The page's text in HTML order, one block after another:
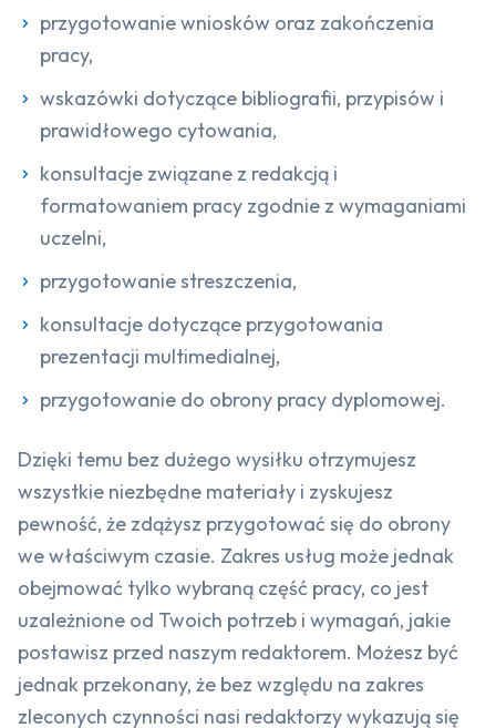
przygotowanie wniosków oraz zakończenia
pracy,
wskazówki dotyczące bibliografii, przypisów i
prawidłowego cytowania,
konsultacje związane z redakcją i
formatowaniem pracy zgodnie z wymaganiami
uczelni,
przygotowanie streszczenia,
konsultacje dotyczące przygotowania
prezentacji multimedialnej,
przygotowanie do obrony pracy dyplomowej.
Dzięki temu bez dużego wysiłku otrzymujesz
wszystkie niezbędne materiały i zyskujesz
pewność, że zdążysz przygotować się do obrony
we właściwym czasie. Zakres usług może jednak
obejmować tylko wybraną część pracy, co jest
uzależnione od Twoich potrzeb i wymagań, jakie
postawisz przed naszym redaktorem. Możesz być
jednak przekonany, że bez względu na zakres
zleconych czynności nasi redaktorzy wykazują się